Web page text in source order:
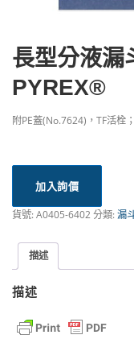
長型分液漏
PYREX®
附PE蓋(No.7624)，TF活栓
加入詢價
貨號:A0405-6402分類:漏
描述
描述